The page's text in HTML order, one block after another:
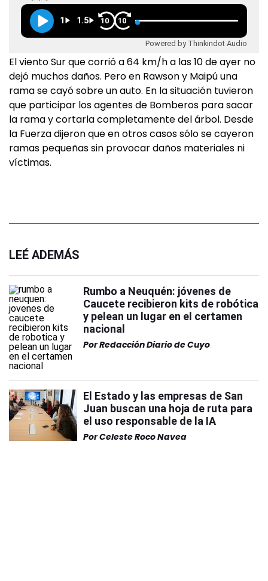
1 1.5 10 10
Powered by Thinkindot Audio
El viento Sur que corrió a 64 km/h a las 10 de ayer no
dejó muchos daños. Pero en Rawson y Maipú una
rama se cayó sobre un auto. En la situación tuvieron
que participar los agentes de Bomberos para sacar
la rama y cortarla completamente del árbol. Desde
la Fuerza dijeron que en otros casos sólo se cayeron
ramas pequeñas sin provocar daños materiales ni
víctimas.
LEÉ ADEMÁS
Rumbo a Neuquén: jóvenes de
Caucete recibieron kits de robótica
y pelean un lugar en el certamen
nacional
PorRedacción Diario de Cuyo
El Estado y las empresas de San
Juan buscan una hoja de ruta para
el uso responsable de la IA
PorCeleste Roco Navea